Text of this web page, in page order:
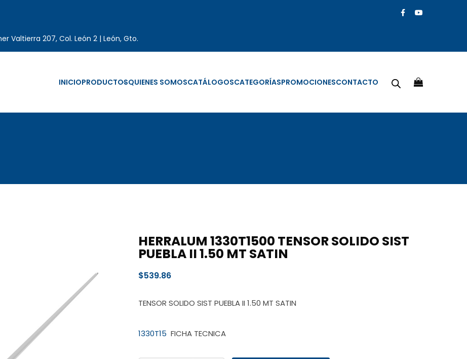
Valtierra 207, Col. León 2 | León, Gto.
INICIOPRODUCTOSQUIENES SOMOSCATÁLOGOSCATEGORÍASPROMOCIONESCONTACTO
HERRALUM 1330T1500 TENSOR SOLIDO SIST
PUEBLA II 1.50 MT SATIN
$539.86
TENSOR SOLIDO SIST PUEBLA II 1.50 MT SATIN
1330T15 FICHA TECNICA